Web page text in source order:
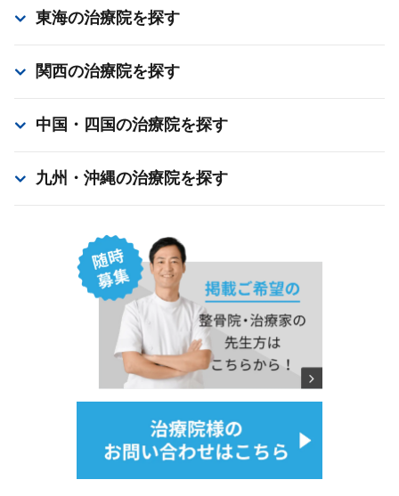
東海の治療院を探す
関西の治療院を探す
中国・四国の治療院を探す
九州・沖縄の治療院を探す